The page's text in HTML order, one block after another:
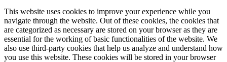
This website uses cookies to improve your experience while you
navigate through the website. Out of these cookies, the cookies that
are categorized as necessary are stored on your browser as they are
essential for the working of basic functionalities of the website. We
also use third-party cookies that help us analyze and understand how
you use this website. These cookies will be stored in your browser